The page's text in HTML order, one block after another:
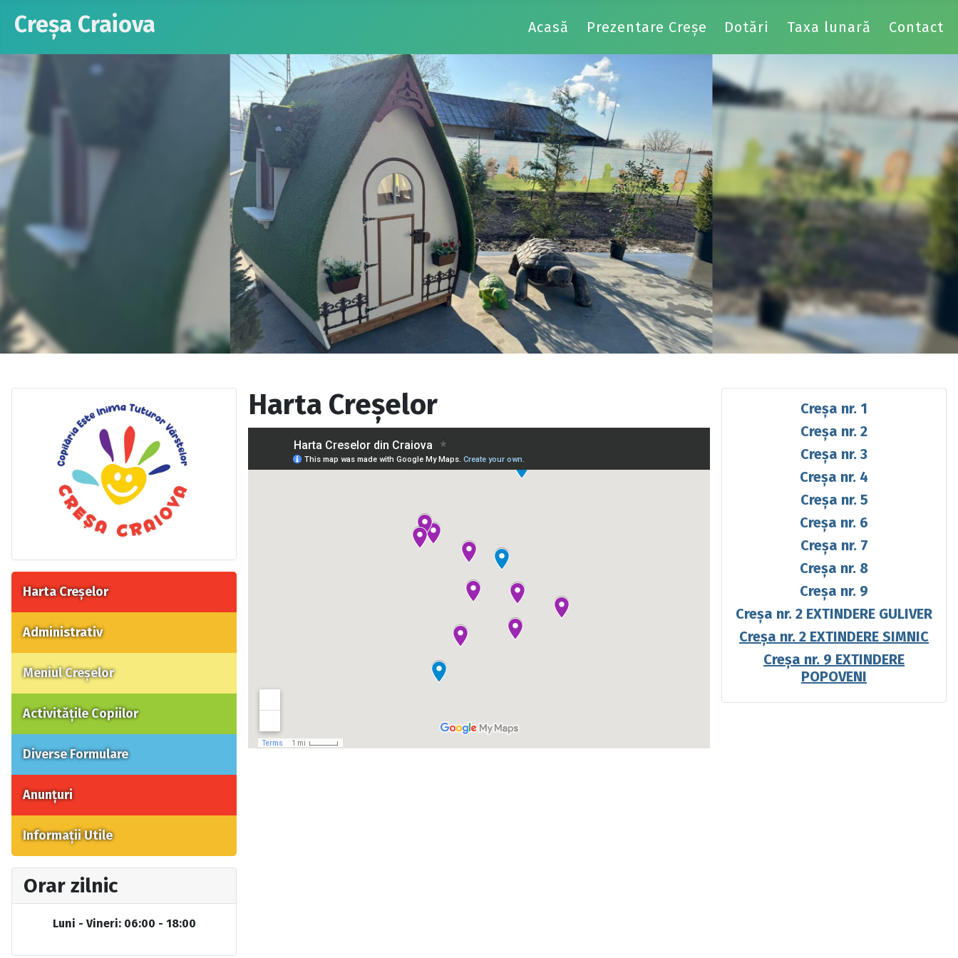
Creșa Craiova Acasă Prezentare Creșe Dotări Taxa lunară Contact
Harta Creșelor
Administrativ
Meniul Creșelor
Activitățile Copiilor
Diverse Formulare
Anunțuri
Informații Utile
Orar zilnic
Luni - Vineri: 06:00 - 18:00
Harta Creșelor
Creșa nr. 1
Creșa nr. 2
Creșa nr. 3
Creșa nr. 4
Creșa nr. 5
Creșa nr. 6
Creșa nr. 7
Creșa nr. 8
Creșa nr. 9
Creșa nr. 2 EXTINDERE GULIVER
Creșa nr. 2 EXTINDERE SIMNIC
Creșa nr. 9 EXTINDERE
POPOVENI